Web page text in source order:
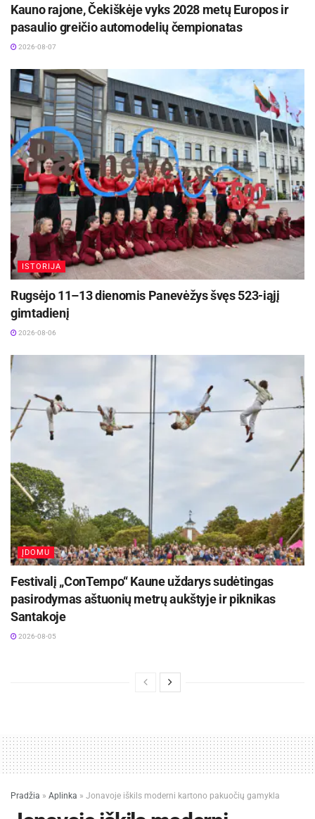
Kauno rajone, Čekiškėje vyks 2028 metų Europos ir
pasaulio greičio automodelių čempionatas
2026-08-07
ISTORIJA
Rugsėjo 11–13 dienomis Panevėžys švęs 523-iąjį
gimtadienį
2026-08-06
ĮDOMU
Festivalį „ConTempo“ Kaune uždarys sudėtingas
pasirodymas aštuonių metrų aukštyje ir piknikas
Santakoje
2026-08-05
Pradžia » Aplinka » Jonavoje iškils moderni kartono pakuočių gamykla